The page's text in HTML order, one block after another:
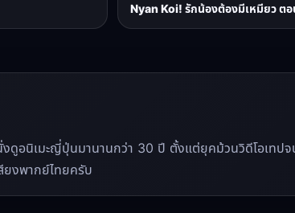
Nyan Koi! รักน้องต้องมีเหมียว ตอ
ดูอนิเมะญี่ปุ่นมานานกว่า 30 ปี ตั้งแต่ยุคม้วนวิดีโอเทป
ยงพากย์ไทยครับ